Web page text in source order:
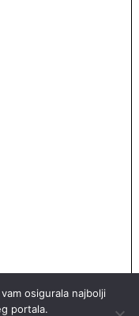
osigurala najbolji
portala.